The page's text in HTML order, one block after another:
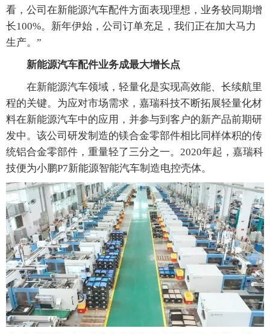
看，公司在新能源汽车配件方面表现理想，业务较同期增
长100%。新年伊始，公司订单充足，我们正在加大马力
生产。”
新能源汽车配件业务成最大增长点
在新能源汽车领域，轻量化是实现高效能、长续航里
程的关键。为应对市场需求，嘉瑞科技不断拓展轻量化材
料在新能源汽车中的应用，并参与到客户的新产品前期研
发中。该公司研发制造的镁合金零部件相比同样体积的传
统铝合金零部件，重量轻了三分之一。2020年起，嘉瑞科
技便为小鹏P7新能源智能汽车制造电控壳体。